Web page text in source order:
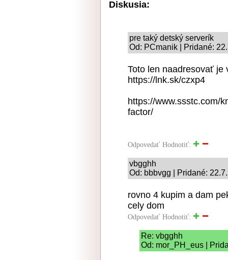
Diskusia:
pre taký detský serverík
Od: PCmanik | Pridané:
Toto len naadresovať je
https://lnk.sk/czxp4
https://www.ssstc.com/
factor/
Odpovedať Hodnotiť:
vbgghh
Od: bbbvgg | Pridané:
rovno 4 kupim a dam
cely dom
Odpovedať Hodnotiť:
Re: vbgghh
Od: mor_PH_eus |